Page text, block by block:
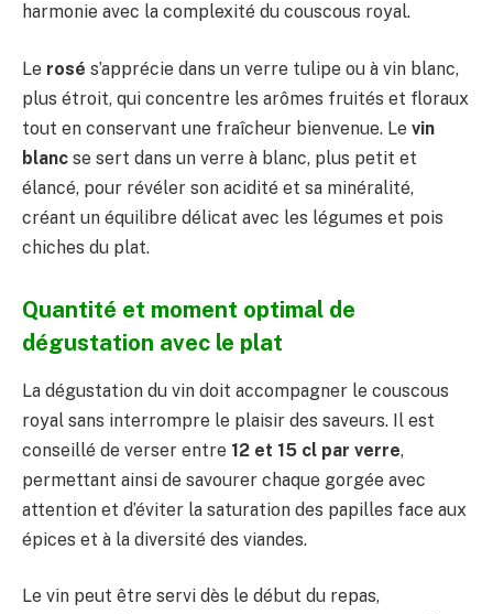
harmonie avec la complexité du couscous royal.
Le rosé s’apprécie dans un verre tulipe ou à vin blanc,
plus étroit, qui concentre les arômes fruités et floraux
tout en conservant une fraîcheur bienvenue. Le vin
blanc se sert dans un verre à blanc, plus petit et
élancé, pour révéler son acidité et sa minéralité,
créant un équilibre délicat avec les légumes et pois
chiches du plat.
Quantité et moment optimal de
dégustation avec le plat
La dégustation du vin doit accompagner le couscous
royal sans interrompre le plaisir des saveurs. Il est
conseillé de verser entre 12 et 15 cl par verre,
permettant ainsi de savourer chaque gorgée avec
attention et d’éviter la saturation des papilles face aux
épices et à la diversité des viandes.
Le vin peut être servi dès le début du repas,